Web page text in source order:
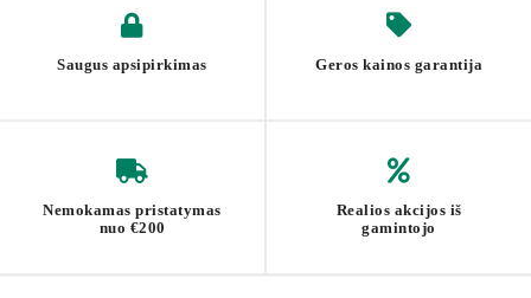
Saugus apsipirkimas Geros kainos garantija
Nemokamas pristatymas
nuo €200
Realios akcijos iš
gamintojo